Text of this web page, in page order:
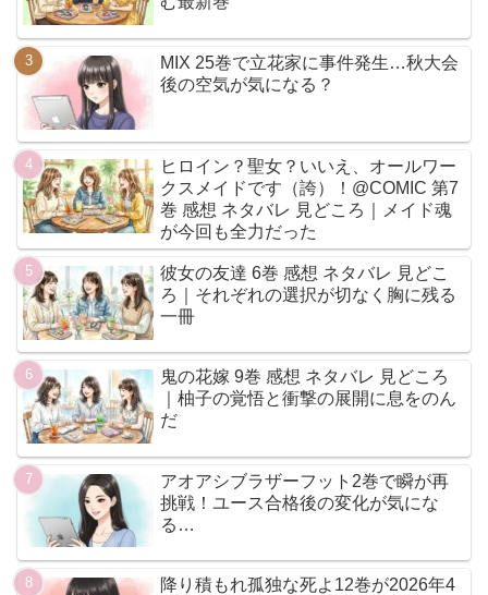
MIX 25巻で立花家に事件発生…秋大会
後の空気が気になる？
ヒロイン？聖女？いいえ、オールワー
クスメイドです（誇）！@COMIC 第7
巻 感想 ネタバレ 見どころ｜メイド魂
が今回も全力だった
彼女の友達 6巻 感想 ネタバレ 見どこ
ろ｜それぞれの選択が切なく胸に残る
一冊
鬼の花嫁 9巻 感想 ネタバレ 見どころ
｜柚子の覚悟と衝撃の展開に息をのん
だ
アオアシブラザーフット2巻で瞬が再
挑戦！ユース合格後の変化が気にな
る…
降り積もれ孤独な死よ12巻が2026年4